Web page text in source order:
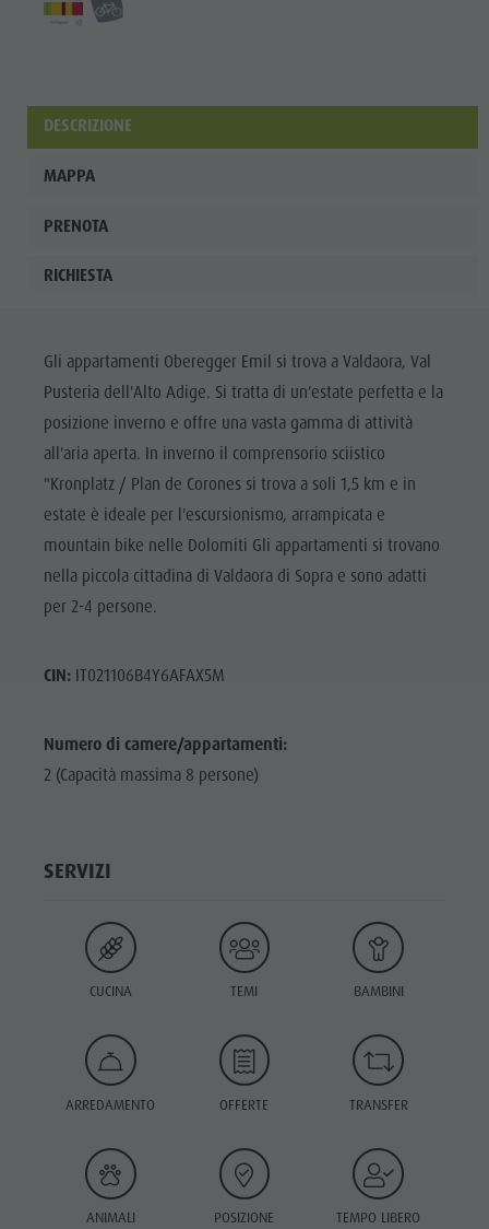
DESCRIZIONE
MAPPA
PRENOTA
RICHIESTA
Gli appartamenti Oberegger Emil si trova a Valdaora, Val
Pusteria dell'Alto Adige. Si tratta di un'estate perfetta e la
posizione inverno e offre una vasta gamma di attività
all'aria aperta. In inverno il comprensorio sciistico
"Kronplatz / Plan de Corones si trova a soli 1,5 km e in
estate è ideale per l'escursionismo, arrampicata e
mountain bike nelle Dolomiti Gli appartamenti si trovano
nella piccola cittadina di Valdaora di Sopra e sono adatti
per 2-4 persone.
CIN:IT021106B4Y6AFAX5M
Numero di camere/appartamenti:
2 (Capacità massima 8 persone)
SERVIZI
CUCINA TEMI BAMBINI
ARREDAMENTO OFFERTE TRANSFER
ANIMALI POSIZIONE TEMPO LIBERO